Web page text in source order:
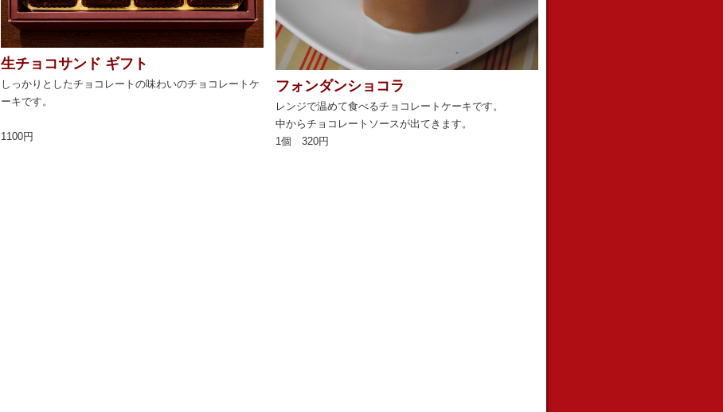
生チョコサンド ギフト
しっかりとしたチョコレートの味わいのチョコレートケ
ーキです。
1100円
フォンダンショコラ
レンジで温めて食べるチョコレートケーキです。
中からチョコレートソースが出てきます。
1個 320円